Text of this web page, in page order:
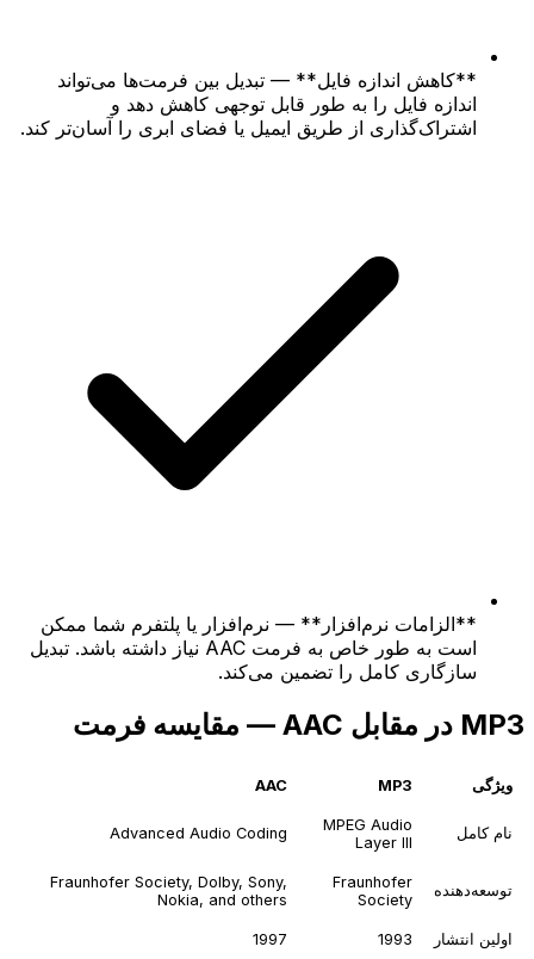
**کاهش اندازه فایل** — تبدیل بین فرمت‌ها می‌تواند
اندازه فایل را به طور قابل توجهی کاهش دهد و
اشتراک‌گذاری از طریق ایمیل یا فضای ابری را آسان‌تر کند.
**الزامات نرم‌افزار** — نرم‌افزار یا پلتفرم شما ممکن
است به طور خاص به فرمت AAC نیاز داشته باشد. تبدیل
سازگاری کامل را تضمین می‌کند.
MP3 در مقابل AAC — مقایسه فرمت
ویژگی MP3
AAC
نام کامل
MPEG Audio
Layer III
Advanced Audio Coding
توسعه‌دهنده
Fraunhofer
Society
Fraunhofer Society, Dolby, Sony,
Nokia, and others
اولین انتشار 1993
1997